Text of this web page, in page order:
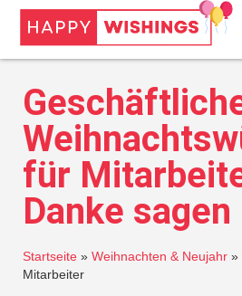
für
Danke sagen
Startseite » Weihnachten & Neujahr »
Mitarbeiter